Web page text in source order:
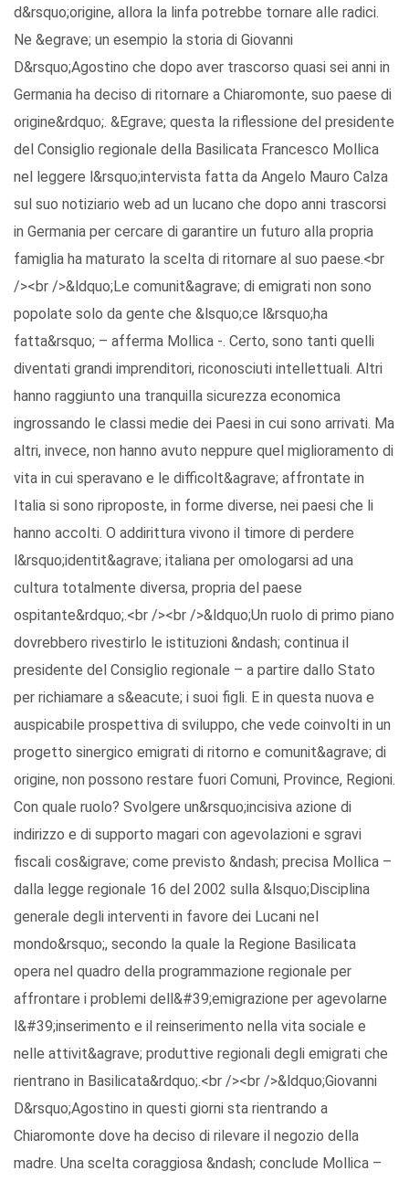
d&rsquo;origine, allora la linfa potrebbe tornare alle radici.
Ne &egrave; un esempio la storia di Giovanni
D&rsquo;Agostino che dopo aver trascorso quasi sei anni in
Germania ha deciso di ritornare a Chiaromonte, suo paese di
origine&rdquo;. &Egrave; questa la riflessione del presidente
del Consiglio regionale della Basilicata Francesco Mollica
nel leggere l&rsquo;intervista fatta da Angelo Mauro Calza
sul suo notiziario web ad un lucano che dopo anni trascorsi
in Germania per cercare di garantire un futuro alla propria
famiglia ha maturato la scelta di ritornare al suo paese.<br
/><br />&ldquo;Le comunit&agrave; di emigrati non sono
popolate solo da gente che &lsquo;ce l&rsquo;ha
fatta&rsquo; – afferma Mollica -. Certo, sono tanti quelli
diventati grandi imprenditori, riconosciuti intellettuali. Altri
hanno raggiunto una tranquilla sicurezza economica
ingrossando le classi medie dei Paesi in cui sono arrivati. Ma
altri, invece, non hanno avuto neppure quel miglioramento di
vita in cui speravano e le difficolt&agrave; affrontate in
Italia si sono riproposte, in forme diverse, nei paesi che li
hanno accolti. O addirittura vivono il timore di perdere
l&rsquo;identit&agrave; italiana per omologarsi ad una
cultura totalmente diversa, propria del paese
ospitante&rdquo;.<br /><br />&ldquo;Un ruolo di primo piano
dovrebbero rivestirlo le istituzioni &ndash; continua il
presidente del Consiglio regionale – a partire dallo Stato
per richiamare a s&eacute; i suoi figli. E in questa nuova e
auspicabile prospettiva di sviluppo, che vede coinvolti in un
progetto sinergico emigrati di ritorno e comunit&agrave; di
origine, non possono restare fuori Comuni, Province, Regioni.
Con quale ruolo? Svolgere un&rsquo;incisiva azione di
indirizzo e di supporto magari con agevolazioni e sgravi
fiscali cos&igrave; come previsto &ndash; precisa Mollica –
dalla legge regionale 16 del 2002 sulla &lsquo;Disciplina
generale degli interventi in favore dei Lucani nel
mondo&rsquo;, secondo la quale la Regione Basilicata
opera nel quadro della programmazione regionale per
affrontare i problemi dell&#39;emigrazione per agevolarne
l&#39;inserimento e il reinserimento nella vita sociale e
nelle attivit&agrave; produttive regionali degli emigrati che
rientrano in Basilicata&rdquo;.<br /><br />&ldquo;Giovanni
D&rsquo;Agostino in questi giorni sta rientrando a
Chiaromonte dove ha deciso di rilevare il negozio della
madre. Una scelta coraggiosa &ndash; conclude Mollica –